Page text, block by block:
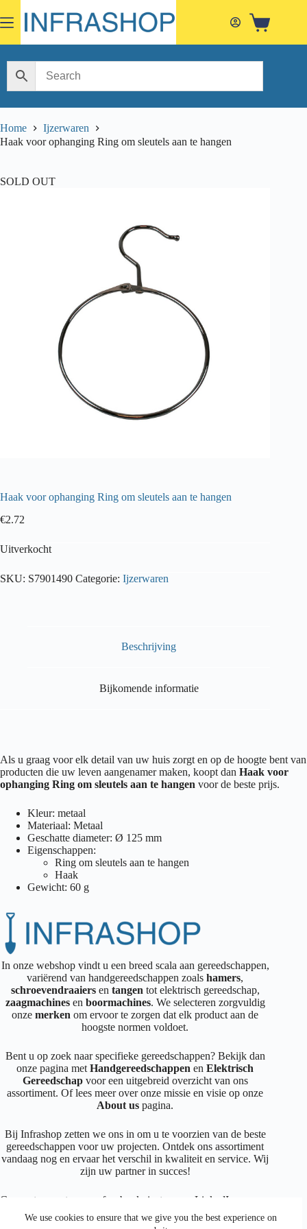
to
content
We use cookies to ensure that we give you the best experience on
Shopping
Home
Ijzerwaren
Haak voor ophanging Ring om sleutels aan te hangen
SOLD OUT
Haak voor ophanging Ring om sleutels aan te hangen
€2.72
Uitverkocht
SKU: S7901490 Categorie: Ijzerwaren
Beschrijving
Bijkomende informatie
Als u graag voor elk detail van uw huis zorgt en op de hoogte bent van
producten die uw leven aangenamer maken, koopt dan Haak voor
ophanging Ring om sleutels aan te hangen voor de beste prijs.
Kleur: metaal
Materiaal: Metaal
Geschatte diameter: Ø 125 mm
Eigenschappen:
Ring om sleutels aan te hangen
Haak
Gewicht: 60 g
In onze webshop vindt u een breed scala aan gereedschappen,
variërend van handgereedschappen zoalshamers,
schroevendraaiersen tangen tot elektrisch gereedschap,
zaagmachines en boormachines. We selecteren zorgvuldig
onzemerkenom ervoor te zorgen dat elk product aan de
hoogste normen voldoet.
Bent u op zoek naar specifieke gereedschappen? Bekijk dan
onze pagina metHandgereedschappen enElektrisch
Gereedschapvoor een uitgebreid overzicht van ons
assortiment. Of lees meer over onze missie en visie op onze
About us pagina.
Bij Infrashop zetten we ons in om u te voorzien van de beste
gereedschappen voor uw projecten. Ontdek ons assortiment
vandaag nog en ervaar het verschil in kwaliteit en service. Wij
zijn uw partner in succes!
Connecteer met ons op facebook instagram LinkedIn